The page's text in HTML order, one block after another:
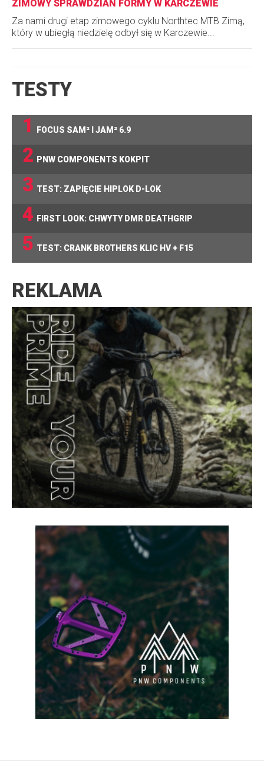
ZIMOWY SPRAWDZIAN FORMY W KARCZEWIE
Za nami drugi etap zimowego cyklu Northtec MTB Zimą,
który w ubiegłą niedzielę odbył się w Karczewie...
TESTY
1
FOCUS SAM² I JAM² 6.9
2 PNW COMPONENTS KOKPIT
3 TEST: ZAPIĘCIE HIPLOK D-LOK
4 FIRST LOOK: CHWYTY DMR DEATHGRIP
5 TEST: CRANK BROTHERS KLIC HV + F15
REKLAMA